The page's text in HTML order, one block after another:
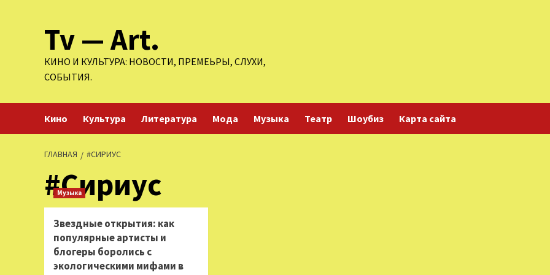
содержимомуTv — Art.
КИНО И КУЛЬТУРА: НОВОСТИ, ПРЕМЕЬРЫ, СЛУХИ,
СОБЫТИЯ.
Кино Культура Литература Мода Музыка Театр Шоубиз Карта сайта
ГЛАВНАЯ #СИРИУС
#Сириус
Музыка
Звездные открытия: как
популярные артисты и
блогеры боролись с
экологическими мифами в